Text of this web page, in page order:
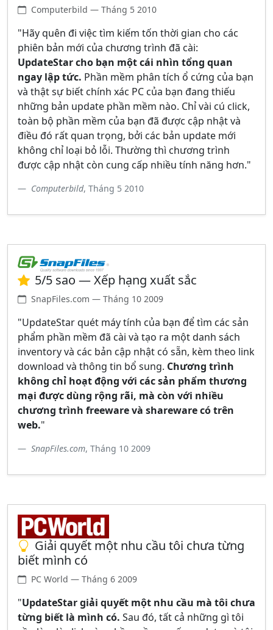
Computerbild — Tháng 5 2010
"Hãy quên đi việc tìm kiếm tốn thời gian cho các
phiên bản mới của chương trình đã cài:
UpdateStar cho bạn một cái nhìn tổng quan
ngay lập tức. Phần mềm phân tích ổ cứng của bạn
và thật sự biết chính xác PC của bạn đang thiếu
những bản update phần mềm nào. Chỉ vài cú click,
toàn bộ phần mềm của bạn đã được cập nhật và
điều đó rất quan trọng, bởi các bản update mới
không chỉ loại bỏ lỗi. Thường thì chương trình
được cập nhật còn cung cấp nhiều tính năng hơn."
Computerbild, Tháng 5 2010
5/5 sao — Xếp hạng xuất sắc
SnapFiles.com — Tháng 10 2009
"UpdateStar quét máy tính của bạn để tìm các sản
phẩm phần mềm đã cài và tạo ra một danh sách
inventory và các bản cập nhật có sẵn, kèm theo link
download và thông tin bổ sung. Chương trình
không chỉ hoạt động với các sản phẩm thương
mại được dùng rộng rãi, mà còn với nhiều
chương trình freeware và shareware có trên
web."
SnapFiles.com, Tháng 10 2009
Giải quyết một nhu cầu tôi chưa từng
biết mình có
PC World — Tháng 6 2009
"UpdateStar giải quyết một nhu cầu mà tôi chưa
từng biết là mình có. Sau đó, tất cả những gì tôi